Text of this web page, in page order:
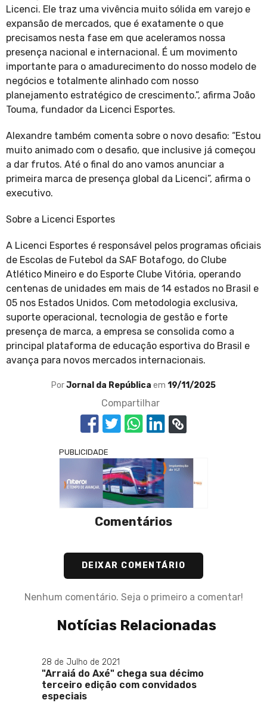
Licenci. Ele traz uma vivência muito sólida em varejo e
expansão de mercados, que é exatamente o que
precisamos nesta fase em que aceleramos nossa
presença nacional e internacional. É um movimento
importante para o amadurecimento do nosso modelo de
negócios e totalmente alinhado com nosso
planejamento estratégico de crescimento.”, afirma João
Touma, fundador da Licenci Esportes.
Alexandre também comenta sobre o novo desafio: “Estou
muito animado com o desafio, que inclusive já começou
a dar frutos. Até o final do ano vamos anunciar a
primeira marca de presença global da Licenci”, afirma o
executivo.
Sobre a Licenci Esportes
A Licenci Esportes é responsável pelos programas oficiais
de Escolas de Futebol da SAF Botafogo, do Clube
Atlético Mineiro e do Esporte Clube Vitória, operando
centenas de unidades em mais de 14 estados no Brasil e
05 nos Estados Unidos. Com metodologia exclusiva,
suporte operacional, tecnologia de gestão e forte
presença de marca, a empresa se consolida como a
principal plataforma de educação esportiva do Brasil e
avança para novos mercados internacionais.
PorJornal da República em 19/11/2025
Compartilhar
PUBLICIDADE
Comentários
DEIXAR COMENTÁRIO
Nenhum comentário. Seja o primeiro a comentar!
Notícias Relacionadas
28 de Julho de 2021
"Arraiá do Axé" chega sua décimo
terceiro edição com convidados
especiais